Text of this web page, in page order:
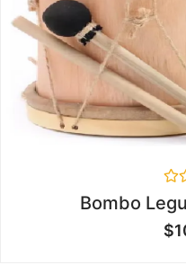
en
0
de
Bombo
$